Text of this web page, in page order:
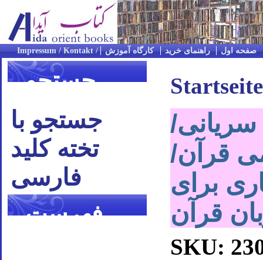
صفحه اول راهنمای خرید کارگاه آموزش
جستجو
جستجو با
تخته کلید
فارسی
فهرست
Startseite
قرآن/
برای
قرآن
SKU: